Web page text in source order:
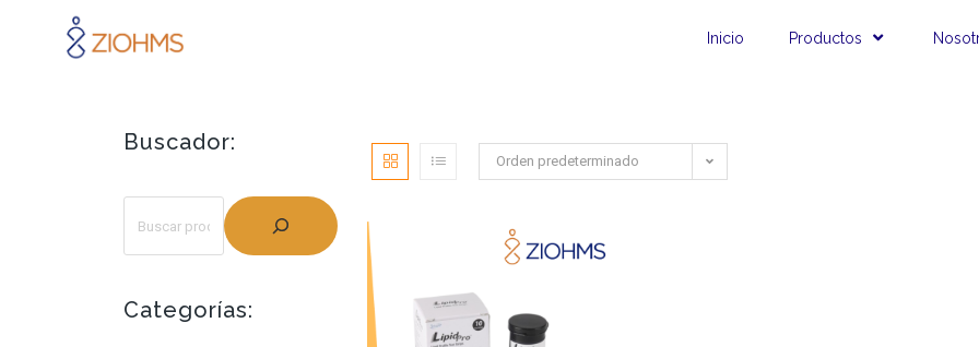
Inicio Productos
Buscador:
Categorías:
Orden predeterminado